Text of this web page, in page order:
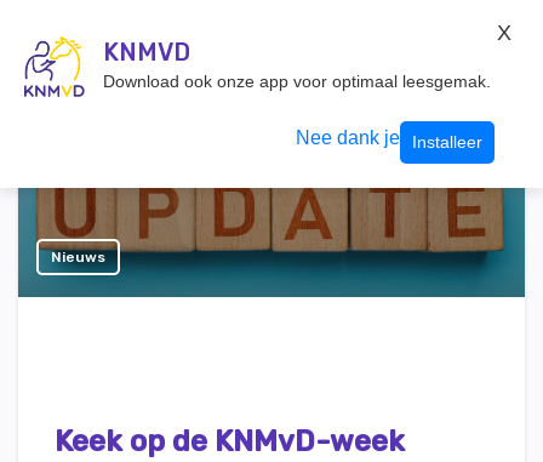
Inloggen
Nieuws
Keek op de KNMvD-week
KNMVD
Download ook onze app voor optimaal leesgemak.
Nee dank je Installeer
X